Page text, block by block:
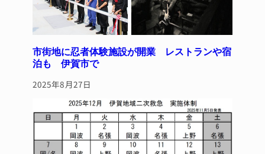
市街地に忍者体験施設が開業 レストランや宿
泊も 伊賀市で
2025年8月27日